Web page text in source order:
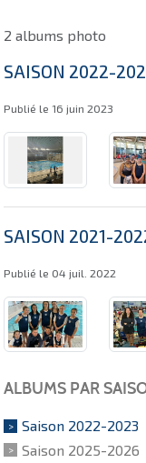
2 albums photo
SAISON 2022-
Publié le 16 juin 2023
SAISON 2021-
Publié le 04 juil. 2022
ALBUMS PAR
Saison 2022-2023
Saison 2025-2026